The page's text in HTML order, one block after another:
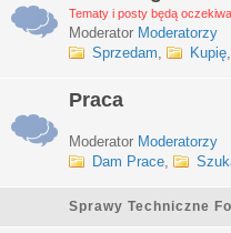
Tematy i posty będą
Moderator Moderatorzy
Sprzedam, Kupię,
Praca
Moderator Moderatorzy
Dam Prace,
Sprawy Techniczne